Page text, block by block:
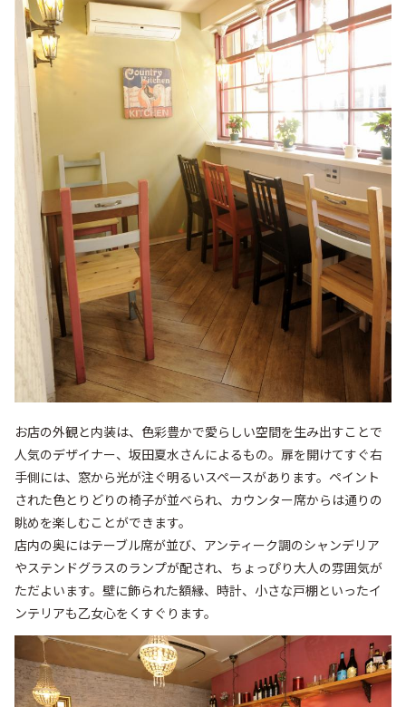
お店の外観と内装は、色彩豊かで愛らしい空間を生み出すことで
人気のデザイナー、坂田夏水さんによるもの。扉を開けてすぐ右
手側には、窓から光が注ぐ明るいスペースがあります。ペイント
された色とりどりの椅子が並べられ、カウンター席からは通りの
眺めを楽しむことができます。
店内の奥にはテーブル席が並び、アンティーク調のシャンデリア
やステンドグラスのランプが配され、ちょっぴり大人の雰囲気が
ただよいます。壁に飾られた額縁、時計、小さな戸棚といったイ
ンテリアも乙女心をくすぐります。